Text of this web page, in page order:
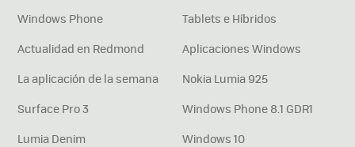
Windows Phone
Tablets e Híbridos
Actualidad en Redmond
Aplicaciones Windows
La aplicación de la semana
Nokia Lumia 925
Surface Pro 3
Windows Phone 8.1 GDR1
Lumia Denim
Windows 10